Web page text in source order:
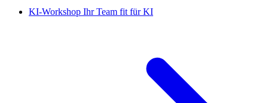
KI-Workshop Ihr Team fit für KI